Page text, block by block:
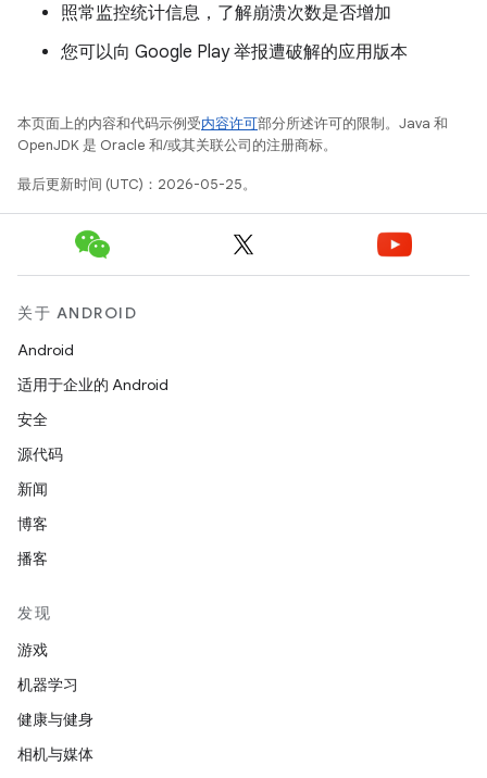
照常监控统计信息，了解崩溃次数是否增加
您可以向 Google Play 举报遭破解的应用版本
本页面上的内容和代码示例受内容许可部分所述许可的限制。Java 和
OpenJDK 是 Oracle 和/或其关联公司的注册商标。
最后更新时间 (UTC)：2026-05-25。
关于 ANDROID
Android
适用于企业的 Android
安全
源代码
新闻
博客
播客
发现
游戏
机器学习
健康与健身
相机与媒体